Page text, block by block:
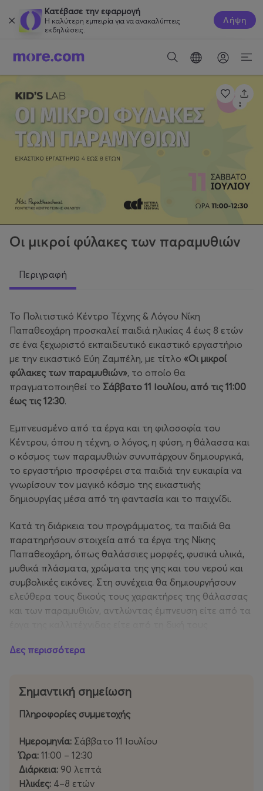
Κατέβασε την εφαρμογή
Η καλύτερη εμπειρία για να ανακαλύπτεις
εκδηλώσεις.
Λήψη
Οι μικροί φύλακες των παραμυθιών
Περιγραφή
Το Πολιτιστικό Κέντρο Τέχνης & Λόγου Νίκη
Παπαθεοχάρη προσκαλεί παιδιά ηλικίας 4 έως 8 ετών
σε ένα ξεχωριστό εκπαιδευτικό εικαστικό εργαστήριο
με την εικαστικό Εύη Ζαμπέλη, με τίτλο «Οι μικροί
φύλακες των παραμυθιών», το οποίο θα
πραγματοποιηθεί το Σάββατο 11 Ιουλίου, από τις 11:00
έως τις 12:30.
Εμπνευσμένο από τα έργα και τη φιλοσοφία του
Κέντρου, όπου η τέχνη, ο λόγος, η φύση, η θάλασσα και
ο κόσμος των παραμυθιών συνυπάρχουν δημιουργικά,
το εργαστήριο προσφέρει στα παιδιά την ευκαιρία να
γνωρίσουν τον μαγικό κόσμο της εικαστικής
δημιουργίας μέσα από τη φαντασία και το παιχνίδι.
Κατά τη διάρκεια του προγράμματος, τα παιδιά θα
παρατηρήσουν στοιχεία από τα έργα της Νίκης
Παπαθεοχάρη, όπως θαλάσσιες μορφές, φυσικά υλικά,
μυθικά πλάσματα, χρώματα της γης και του νερού και
συμβολικές εικόνες. Στη συνέχεια θα δημιουργήσουν
ελεύθερα τους δικούς τους χαρακτήρες της θάλασσας
και των παραμυθιών, αντλώντας έμπνευση είτε από τα
του μοναδικό «φύλακα» και θα του δώσει όνομα,
ιστορία και προσωπικότητα, συνδέοντας την εικόνα με
τον λόγο και την αφήγηση.
Στόχοι του εργαστηρίου
Καλλιέργεια αισθητικής παιδείας
Ανάπτυξη δημιουργικής σκέψης και φαντασίας
Δες περισσότερα
Σημαντική σημείωση
Πληροφορίες συμμετοχής
Ημερομηνία: Σάββατο 11 Ιουλίου
Ώρα: 11:00 – 12:30
Διάρκεια: 90 λεπτά
Ηλικίες: 4–8 ετών